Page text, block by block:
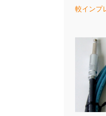
較インプ